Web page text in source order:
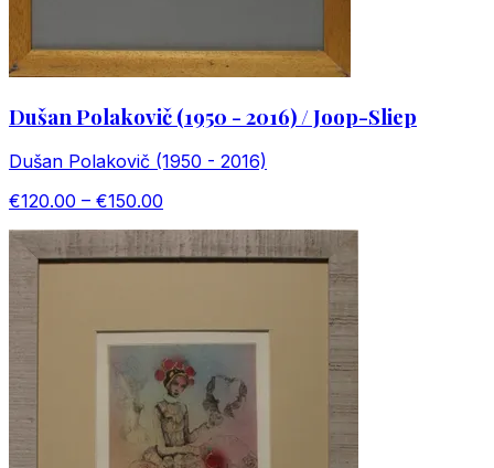
Dušan Polakovič (1950 - 2016) / Joop-Sliep
Dušan Polakovič (1950 - 2016)
€120.00 – €150.00